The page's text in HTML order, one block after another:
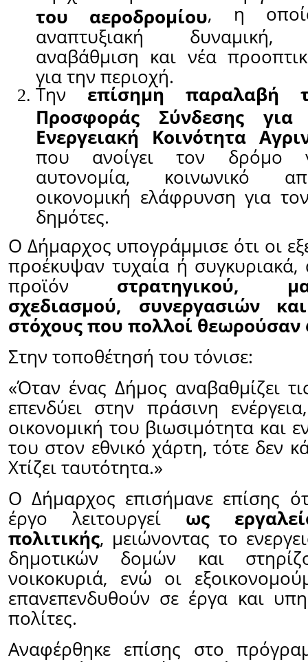
του αεροδρομίου, η
αναπτυξιακή δυναμική,
αναβάθμιση και νέα
για την περιοχή.
Τηνεπίσημη παραλαβή
Προσφοράς Σύνδεσης
Ενεργειακή Κοινότητα
που ανοίγει τον δρόμο
αυτονομία, κοινωνικό
οικονομική ελάφρυνση για
δημότες.
Ο Δήμαρχος υπογράμμισε ότι οι
προέκυψαν τυχαία ή συγκυριακά,
προϊόν στρατηγικού,
σχεδιασμού, συνεργασιών
στόχους που πολλοί θεωρούσαν
Στην τοποθέτησή του τόνισε:
«Όταν ένας Δήμος αναβαθμίζει
επενδύει στην πράσινη
οικονομική του βιωσιμότητα και
του στον εθνικό χάρτη, τότε δεν
Χτίζει ταυτότητα.»
Ο Δήμαρχος επισήμανε επίσης
έργο λειτουργεί ως
πολιτικής, μειώνοντας το
δημοτικών δομών και
νοικοκυριά, ενώ οι
επανεπενδυθούν σε έργα και
πολίτες.
Αναφέρθηκε επίσης στο